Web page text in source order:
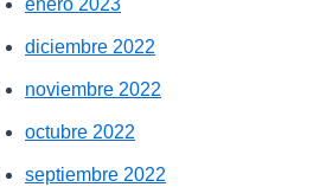
enero 2023
diciembre 2022
noviembre 2022
octubre 2022
septiembre 2022